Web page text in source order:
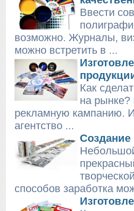
Ввести
возможно. Журналы,
можно встретить в ...
Как
на рынке?
рекламную кампанию.
агентство ...
Создание
способов заработка